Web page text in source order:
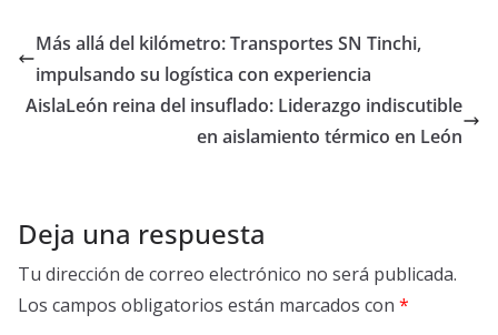
b
o
o
er di
t
e
dI
n
s
A
p
p
p
ar
ti
r
Más allá del kilómetro: Transportes SN Tinchi,
impulsando su logística con experiencia
AislaLeón reina del insuflado: Liderazgo indiscutible
en aislamiento térmico en León
Deja una respuesta
Tu dirección de correo electrónico no será publicada.
Los campos obligatorios están marcados con *